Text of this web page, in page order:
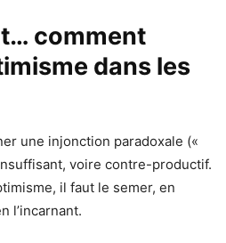
comment
dans les
une injonction paradoxale («
voire contre-productif.
il faut le semer, en
l’incarnant.